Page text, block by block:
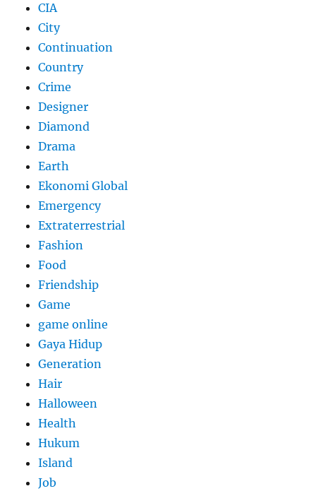
CIA
City
Continuation
Country
Crime
Designer
Diamond
Drama
Earth
Ekonomi Global
Emergency
Extraterrestrial
Fashion
Food
Friendship
Game
game online
Gaya Hidup
Generation
Hair
Halloween
Health
Hukum
Island
Job